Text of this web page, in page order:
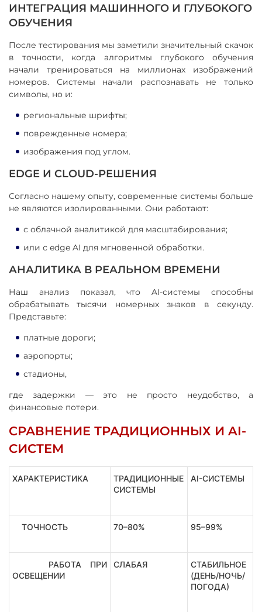
ИНТЕГРАЦИЯ МАШИННОГО И ГЛУБОКОГО
ОБУЧЕНИЯ
После тестирования мы заметили значительный скачок
в точности, когда алгоритмы глубокого обучения
начали тренироваться на миллионах изображений
номеров. Системы начали распознавать не только
символы, но и:
региональные шрифты;
поврежденные номера;
изображения под углом.
EDGE И CLOUD-РЕШЕНИЯ
Согласно нашему опыту, современные системы больше
не являются изолированными. Они работают:
с облачной аналитикой для масштабирования;
или с edge AI для мгновенной обработки.
АНАЛИТИКА В РЕАЛЬНОМ ВРЕМЕНИ
Наш анализ показал, что AI-системы способны
обрабатывать тысячи номерных знаков в секунду.
Представьте:
платные дороги;
аэропорты;
стадионы,
где задержки — это не просто неудобство, а
финансовые потери.
СРАВНЕНИЕ ТРАДИЦИОННЫХ И AI-
СИСТЕМ
ХАРАКТЕРИСТИКА
ТРАДИЦИОННЫЕ
СИСТЕМЫ
AI-СИСТЕМЫ
ТОЧНОСТЬ 70–80% 95–99%
РАБОТА ПРИ
ОСВЕЩЕНИИ
СЛАБАЯ
СТАБИЛЬНОЕ
(ДЕНЬ/НОЧЬ/
ПОГОДА)